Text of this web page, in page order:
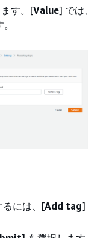
す。[Value] では、
るには、[Add tag]